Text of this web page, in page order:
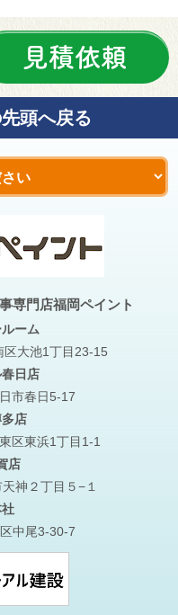
見積依頼
頭へ戻る
専門店福岡ペイント
ーム
大池1丁目23-15
日店
市春日5-17
店
区東浜1丁目1-1
店
神２丁目５−１
中尾3-30-7